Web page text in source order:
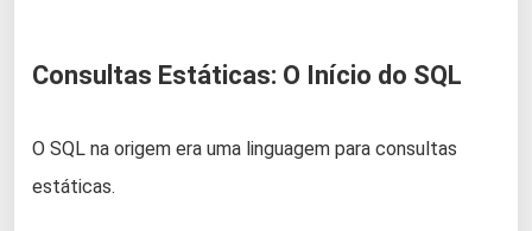
Consultas Estáticas: O Início do SQL
O SQL na origem era uma linguagem para consultas
estáticas.